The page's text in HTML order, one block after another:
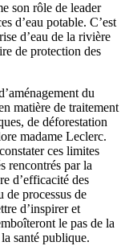
son rôle de leader
d’eau potable. C’est
d’eau de la rivière
de protection des
du
matière de traitement
de déforestation
madame Leclerc.
ces limites
rencontrés par la
d’efficacité des
de processus de
d’inspirer et
le pas de la
santé publique.